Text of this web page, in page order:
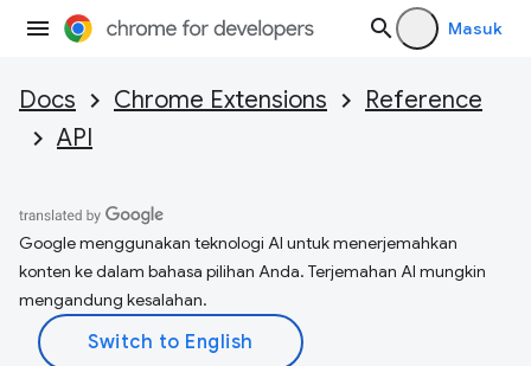
Masuk
Docs Chrome Extensions
Reference
API
Google menggunakan teknologi AI untuk menerjemahkan
konten ke dalam bahasa pilihan Anda. Terjemahan AI mungkin
mengandung kesalahan.